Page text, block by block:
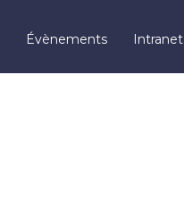
Évènements Intranet